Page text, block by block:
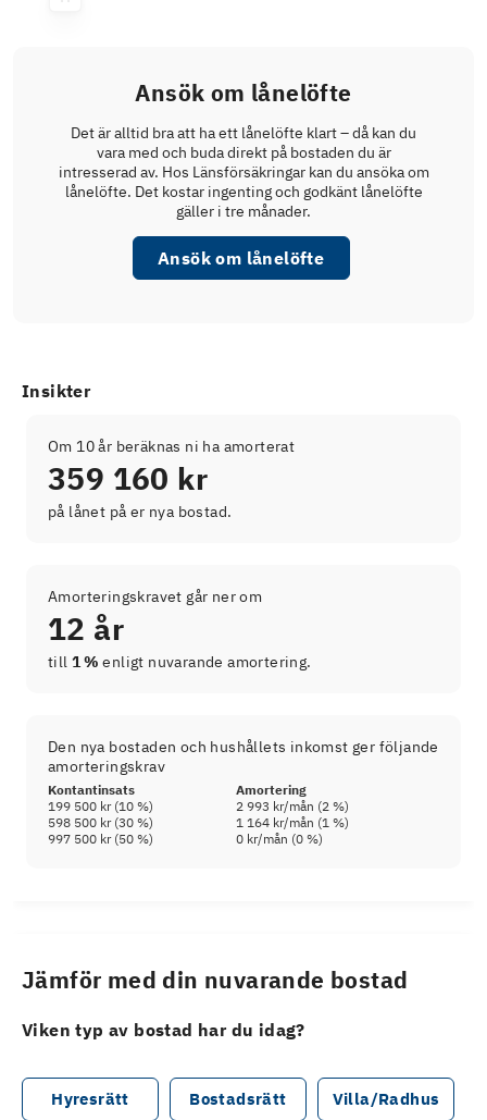
Ansök om lånelöfte
Det är alltid bra att ha ett lånelöfte klart – då kan du
vara med och buda direkt på bostaden du är
intresserad av. Hos Länsförsäkringar kan du ansöka om
lånelöfte. Det kostar ingenting och godkänt lånelöfte
gäller i tre månader.
Ansök om lånelöfte
Insikter
Om 10 år beräknas ni ha amorterat
359 160 kr
på lånet på er nya bostad.
Amorteringskravet går ner om
12 år
till 1 % enligt nuvarande amortering.
Den nya bostaden och hushållets inkomst ger följande
amorteringskrav
Kontantinsats
Amortering
199 500 kr(10 %) 2 993 kr/mån (2 %)
598 500 kr(30 %) 1 164 kr/mån (1 %)
997 500 kr(50 %) 0 kr/mån (0 %)
Jämför med din nuvarande bostad
Viken typ av bostad har du idag?
Hyresrätt Bostadsrätt Villa/Radhus